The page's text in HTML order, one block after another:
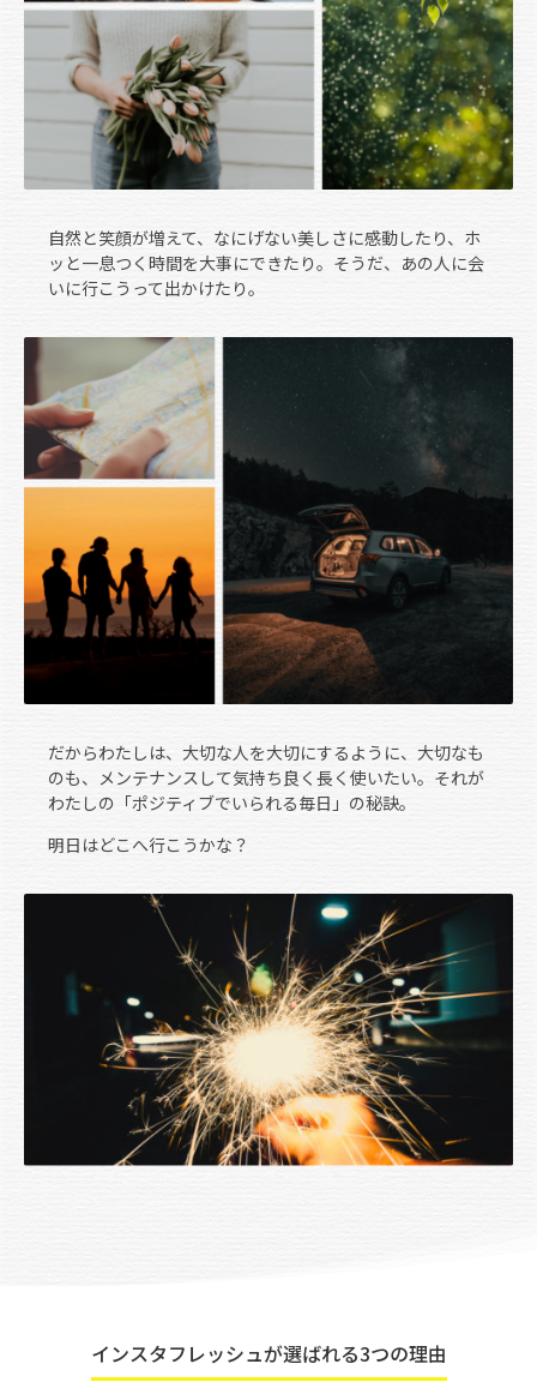
自然と笑顔が増えて、なにげない美しさに感動したり、ホ
ッと一息つく時間を大事にできたり。そうだ、あの人に会
いに行こうって出かけたり。
だからわたしは、大切な人を大切にするように、大切なも
のも、メンテナンスして気持ち良く長く使いたい。それが
わたしの「ポジティブでいられる毎日」の秘訣。
明日はどこへ行こうかな？
インスタフレッシュが選ばれる3つの理由